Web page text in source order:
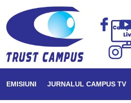
EMISIUNI JURNALUL CAMPUS TV